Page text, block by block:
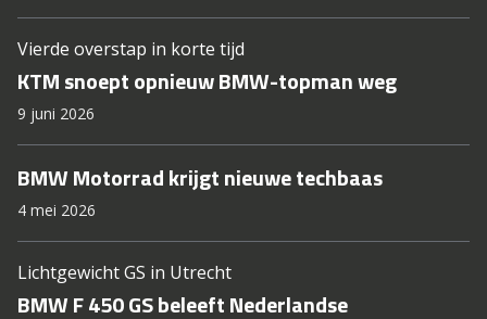
Vierde overstap in korte tijd
KTM snoept opnieuw BMW-topman weg
9 juni 2026
BMW Motorrad krijgt nieuwe techbaas
4 mei 2026
Lichtgewicht GS in Utrecht
BMW F 450 GS beleeft Nederlandse